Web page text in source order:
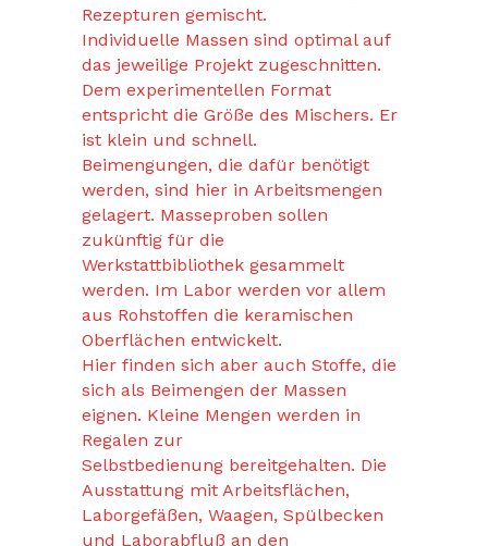
Rezepturen gemischt.
Individuelle Massen sind optimal auf
das jeweilige Projekt zugeschnitten.
Dem experimentellen Format
entspricht die Größe des Mischers. Er
ist klein und schnell.
Beimengungen, die dafür benötigt
werden, sind hier in Arbeitsmengen
gelagert. Masseproben sollen
zukünftig für die
Werkstattbibliothek gesammelt
werden. Im Labor werden vor allem
aus Rohstoffen die keramischen
Oberflächen entwickelt.
Hier finden sich aber auch Stoffe, die
sich als Beimengen der Massen
eignen. Kleine Mengen werden in
Regalen zur
Selbstbedienung bereitgehalten. Die
Ausstattung mit Arbeitsflächen,
Laborgefäßen, Waagen, Spülbecken
und Laborabfluß an den